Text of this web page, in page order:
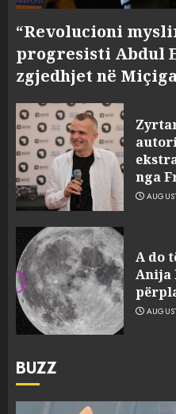
“Revolucioni
progresisti Abdul
zgjedhjet në
nga
A do
Anija
BUZZ